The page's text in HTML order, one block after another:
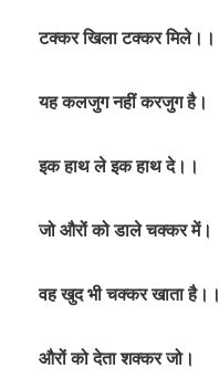
टक्कर खिला टक्कर मिले।।
यह कलजुग नहीं करजुग है।
इक हाथ ले इक हाथ दे।।
जो औरों को डाले चक्कर में।
वह खुद भी चक्कर खाता है।।
औरों को देता शक्कर जो।